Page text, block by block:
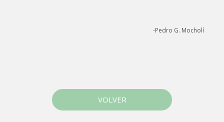
-Pedro G. Mocholí
VOLVER